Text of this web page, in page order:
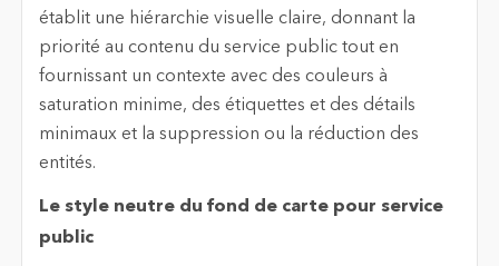
établit une hiérarchie visuelle claire, donnant la
priorité au contenu du service public tout en
fournissant un contexte avec des couleurs à
saturation minime, des étiquettes et des détails
minimaux et la suppression ou la réduction des
entités.
Le style neutre du fond de carte pour service
public